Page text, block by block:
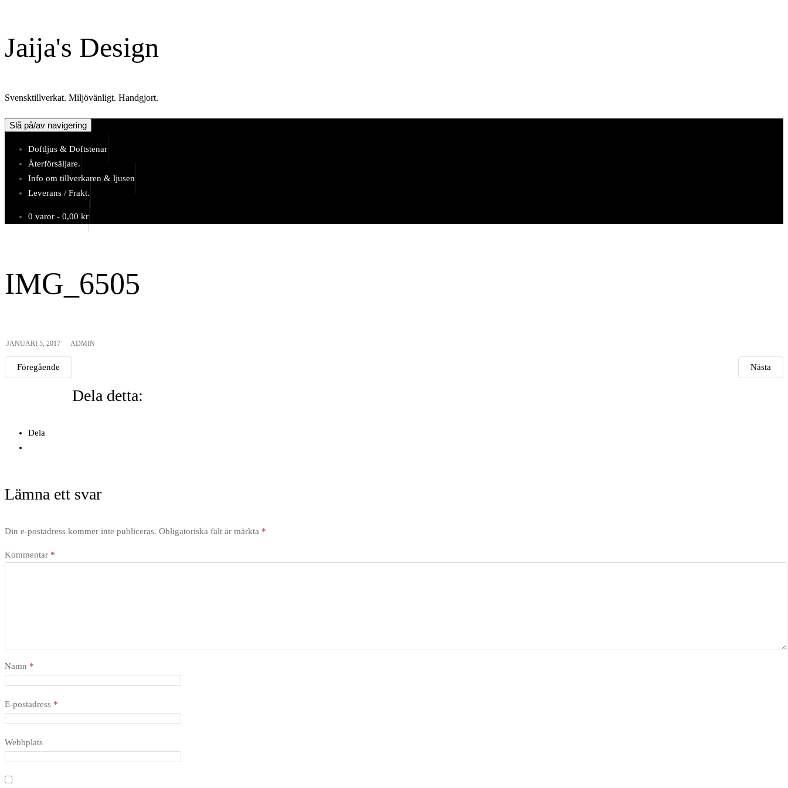
innehåll
Jaija's Design
Svensktillverkat. Miljövänligt. Handgjort.
Slå på/av navigering
Doftljus & Doftstenar
Återförsäljare.
Info om tillverkaren & ljusen
Leverans / Frakt.
0 varor - 0,00 kr
IMG_6505
JANUARI 5, 2017 ADMIN
Föregående Nästa
Dela detta:
Dela
Lämna ett svar
Din e-postadress kommer inte publiceras. Obligatoriska fält är märkta *
Kommentar *
Namn *
E-postadress *
Webbplats